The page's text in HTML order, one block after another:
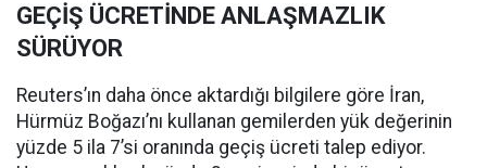
GEÇİŞ ÜCRETİNDE ANLAŞMAZLIK
SÜRÜYOR
Reuters’ın daha önce aktardığı bilgilere göre İran,
Hürmüz Boğazı’nı kullanan gemilerden yük değerinin
yüzde 5 ila 7’si oranında geçiş ücreti talep ediyor.